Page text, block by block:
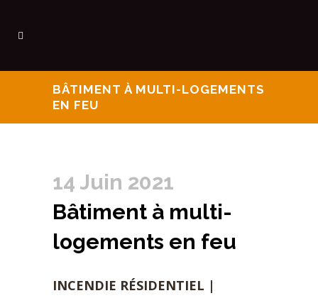
BÂTIMENT À MULTI-LOGEMENTS
EN FEU
14 Juin 2021
Bâtiment à multi-
logements en feu
INCENDIE RÉSIDENTIEL |